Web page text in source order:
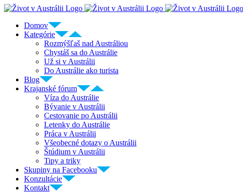
Skip
contentDomov
Kategórie
Rozmýšľaš nad Austráliou
Chystáš sa do Austrálie
Už si v Austrálii
Do Austrálie ako turista
Blog
Krajanské fórum
Víza do Austrálie
Bývanie v Austrálii
Cestovanie po Austrálii
Letenky do Austrálie
Práca v Austrálii
Všeobecné dotazy o Austrálii
Štúdium v Austrálii
Tipy a triky
Skupiny na Facebooku
Konzultácie
Kontakt